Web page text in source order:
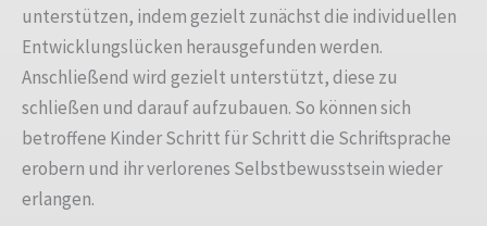
unterstützen, indem gezielt zunächst die individuellen
Entwicklungslücken herausgefunden werden.
Anschließend wird gezielt unterstützt, diese zu
schließen und darauf aufzubauen. So können sich
betroffene Kinder Schritt für Schritt die Schriftsprache
erobern und ihr verlorenes Selbstbewusstsein wieder
erlangen.